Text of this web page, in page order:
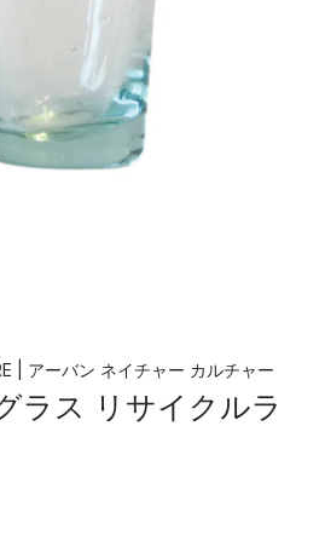
| アーバン ネイチャー カルチャー
ラス リサイクルラ